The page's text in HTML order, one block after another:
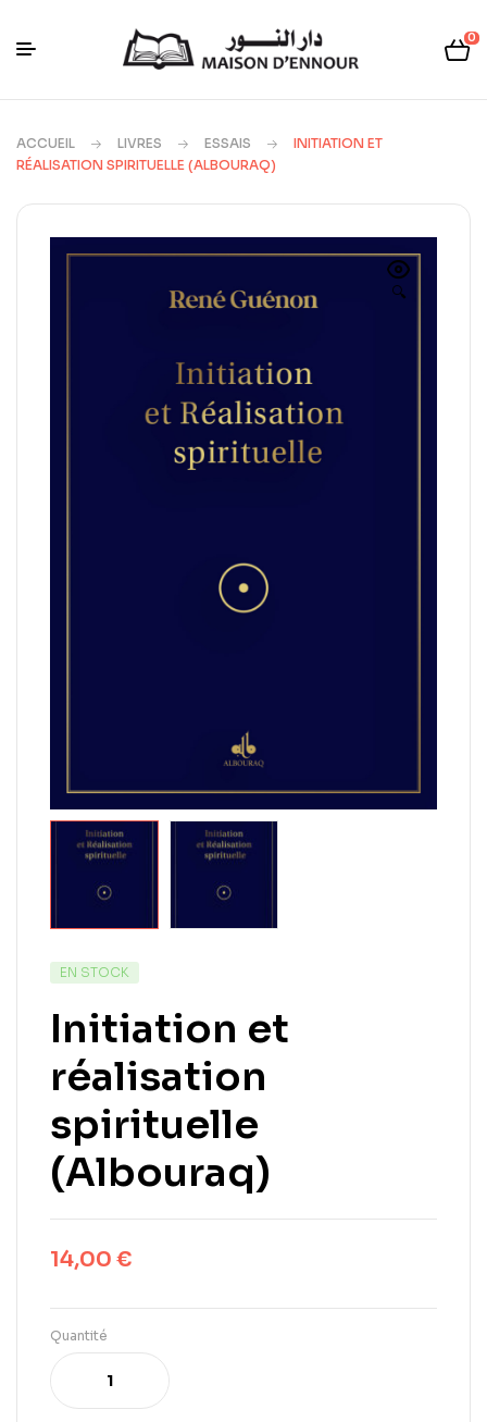
0
ACCUEIL LIVRES ESSAIS
INITIATION ET
RÉALISATION SPIRITUELLE (ALBOURAQ)
🔍
EN STOCK
Initiation et
réalisation
spirituelle
(Albouraq)
14,00 €
Quantité